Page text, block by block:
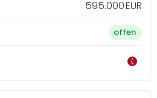
595.000 EUR
offen